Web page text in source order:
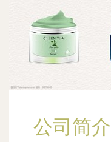
公司简介